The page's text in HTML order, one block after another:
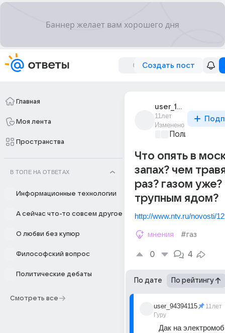
Создать пост
Главная
Моя лента
Пространства
В ТОПЕ НА ОТВЕТАХ
Информационные технологии
А сейчас что-то совсем другое
О любви без купюр
Философский вопрос
Политические дебаты
Смотреть все
user_1208016
11лет
Изменено
Что опять в
запах? чем
раз? газом уже?
трупным ядом?
http://www.ntv.ru/novosti/
мнения #газ
0 4
По дате По рейтингу
user_94394115
Гуру
11лет
Дак на